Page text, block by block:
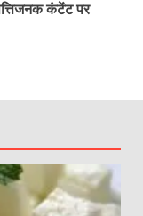
कंटेंट पर